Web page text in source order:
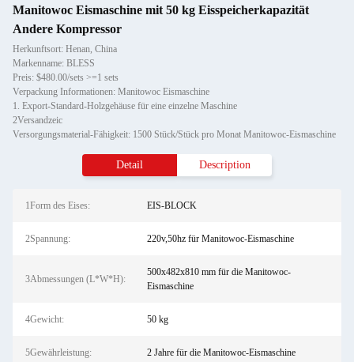
Manitowoc Eismaschine mit 50 kg Eisspeicherkapazität
Andere Kompressor
Herkunftsort: Henan, China
Markenname: BLESS
Preis: $480.00/sets >=1 sets
Verpackung Informationen: Manitowoc Eismaschine
1. Export-Standard-Holzgehäuse für eine einzelne Maschine
2Versandzeic
Versorgungsmaterial-Fähigkeit: 1500 Stück/Stück pro Monat Manitowoc-Eismaschine
Detail Description
1Form des Eises: EIS-BLOCK
2Spannung: 220v,50hz für Manitowoc-Eismaschine
3Abmessungen (L*W*H):
500x482x810 mm für die Manitowoc-
Eismaschine
4Gewicht: 50 kg
5Gewährleistung: 2 Jahre für die Manitowoc-Eismaschine